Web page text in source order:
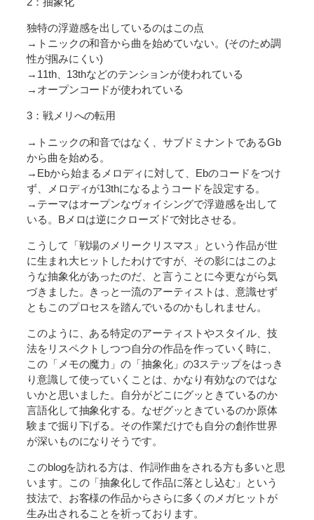
独特の浮遊感を出しているのはこの点
→トニックの和音から曲を始めていない。(そのため調
性が掴みにくい)
→11th、13thなどのテンションが使われている
→オープンコードが使われている
3：戦メリへの転用
→トニックの和音ではなく、サブドミナントであるGb
から曲を始める。
→Ebから始まるメロディに対して、Ebのコードをつけ
ず、メロディが13thになるようコードを設定する。
→テーマはオープンなヴォイシングで浮遊感を出して
いる。Bメロは逆にクローズドで対比させる。
こうして「戦場のメリークリスマス」という作品が世
に生まれ大ヒットしたわけですが、その影にはこのよ
うな抽象化があったのだ、と言うことに今更ながら気
づきました。きっと一流のアーティストは、意識せず
ともこのプロセスを踏んでいるのかもしれません。
このように、ある特定のアーティストやスタイル、技
法をリスペクトしつつ自分の作品を作っていく時に、
この「メモの魔力」の「抽象化」の3ステップをはっき
り意識して使っていくことは、かなり有効なのではな
いかと思いました。自分がどこにグッときているのか
言語化して抽象化する。なぜグッときているのか原体
験まで掘り下げる。その作業だけでも自分の創作世界
が深いものになりそうです。
このblogを訪れる方は、作詞作曲をされる方も多いと思
います。この「抽象化して作品に落とし込む」という
技法で、お客様の作品からさらに多くのメガヒットが
生み出されることを祈っております。